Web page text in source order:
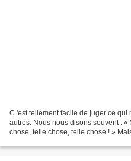
C 'est tellement facile de juger ce
autres. Nous nous disons souvent :
chose, telle chose, telle chose ! »